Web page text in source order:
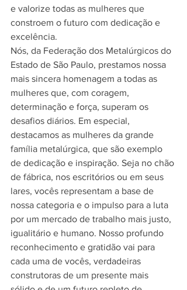
e valorize todas as mulheres que
constroem o futuro com dedicação e
excelência.
Nós, da Federação dos Metalúrgicos do
Estado de São Paulo, prestamos nossa
mais sincera homenagem a todas as
mulheres que, com coragem,
determinação e força, superam os
desafios diários. Em especial,
destacamos as mulheres da grande
família metalúrgica, que são exemplo
de dedicação e inspiração. Seja no chão
de fábrica, nos escritórios ou em seus
lares, vocês representam a base de
nossa categoria e o impulso para a luta
por um mercado de trabalho mais justo,
igualitário e humano. Nosso profundo
reconhecimento e gratidão vai para
cada uma de vocês, verdadeiras
construtoras de um presente mais